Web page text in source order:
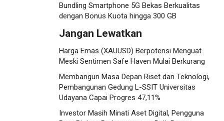
Bundling Smartphone 5G Bekas Berkualitas
dengan Bonus Kuota hingga 300 GB
Jangan Lewatkan
Harga Emas (XAUUSD) Berpotensi Menguat
Meski Sentimen Safe Haven Mulai Berkurang
Membangun Masa Depan Riset dan Teknologi,
Pembangunan Gedung L-SSIT Universitas
Udayana Capai Progres 47,11%
Investor Masih Minati Aset Digital, Pengguna